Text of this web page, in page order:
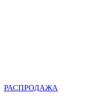
РАСПРОДАЖА